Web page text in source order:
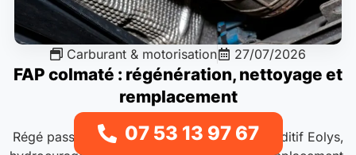
Carburant & motorisation 27/07/2026
FAP colmaté : régénération, nettoyage et
remplacement
Régé passive, active et forcée à la valise, additif Eolys,
07 53 13 97 67